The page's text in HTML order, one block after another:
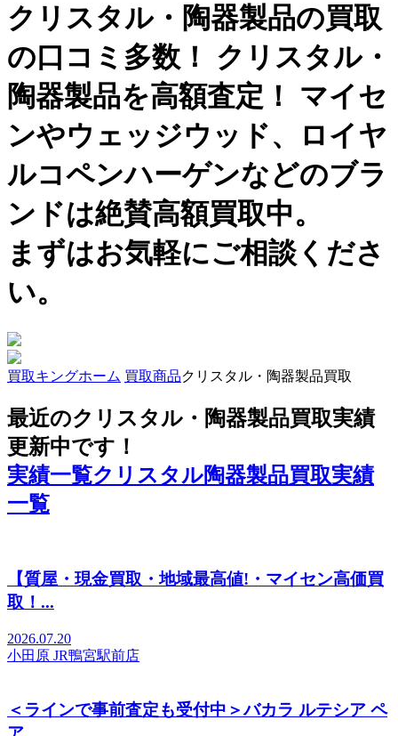
クリスタル・陶器製品の買取
の口コミ多数！
クリスタル・
陶器製品を高額査定！
マイセ
ンやウェッジウッド、ロイヤ
ルコペンハーゲンなどのブラ
ンドは絶賛高額買取中。
まずはお気軽にご相談くださ
い。
買取キングホーム 買取商品クリスタル・陶器製品買取
最近のクリスタル・陶器製品買取実績
更新中です！
実績一覧クリスタル陶器製品買取実績
一覧
【質屋・現金買取・地域最高値!・マイセン高価買
取！...
2026.07.20
小田原 JR鴨宮駅前店
＜ラインで事前査定も受付中＞バカラ ルテシア ペ